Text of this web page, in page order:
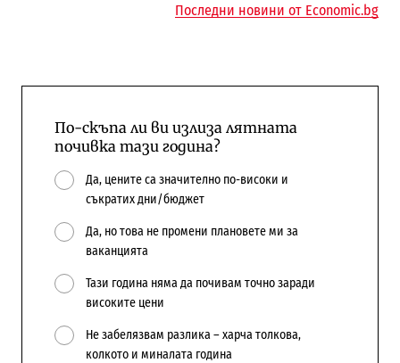
Последни новини от Economic.bg
По-скъпа ли ви излиза лятната
почивка тази година?
Да, цените са значително по-високи и
съкратих дни/бюджет
Да, но това не промени плановете ми за
ваканцията
Тази година няма да почивам точно заради
високите цени
Не забелязвам разлика – харча толкова,
колкото и миналата година